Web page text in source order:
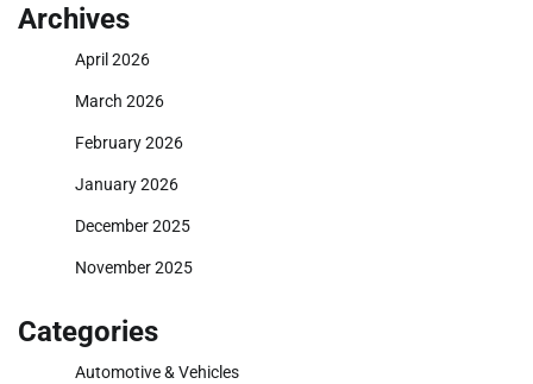
Archives
April 2026
March 2026
February 2026
January 2026
December 2025
November 2025
Categories
Automotive & Vehicles